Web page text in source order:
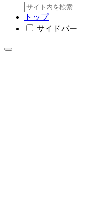
トップ
サイドバー